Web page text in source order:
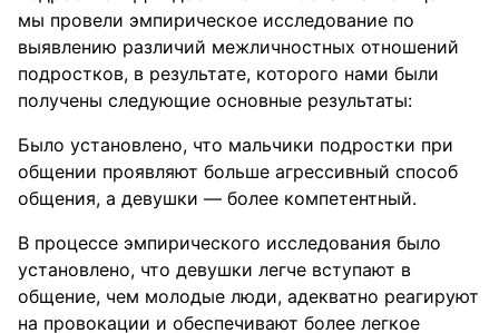
мы провели эмпирическое исследование по
выявлению различий межличностных отношений
подростков, в результате, которого нами были
получены следующие основные результаты:
Было установлено, что мальчики подростки при
общении проявляют больше агрессивный способ
общения, а девушки — более компетентный.
В процессе эмпирического исследования было
установлено, что девушки легче вступают в
общение, чем молодые люди, адекватно реагируют
на провокации и обеспечивают более легкое